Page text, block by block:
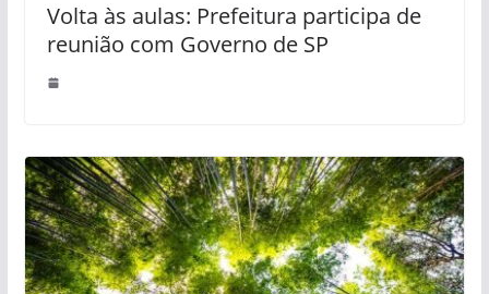
Volta às aulas: Prefeitura participa de
reunião com Governo de SP